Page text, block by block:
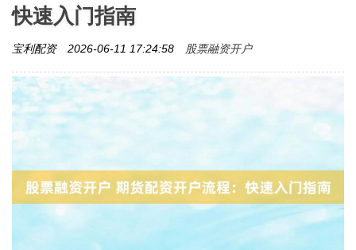
快速入门指南
宝利配资 2026-06-11 17:24:58 股票融资开户